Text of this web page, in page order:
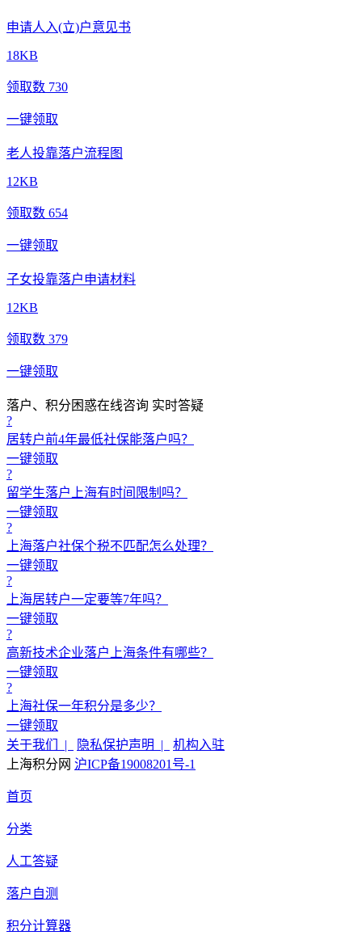
申请人入(立)户意见书
18KB
领取数 730
一键领取
老人投靠落户流程图
12KB
领取数 654
一键领取
子女投靠落户申请材料
12KB
领取数 379
一键领取
落户、积分困惑在线咨询 实时答疑
?
居转户前4年最低社保能落户吗？
一键领取
?
留学生落户上海有时间限制吗？
一键领取
?
上海落户社保个税不匹配怎么处理？
一键领取
?
上海居转户一定要等7年吗？
一键领取
?
高新技术企业落户上海条件有哪些？
一键领取
?
上海社保一年积分是多少？
一键领取
关于我们 |
隐私保护声明 |
机构入驻
上海积分网 沪ICP备19008201号-1
首页
分类
人工答疑
落户自测
积分计算器